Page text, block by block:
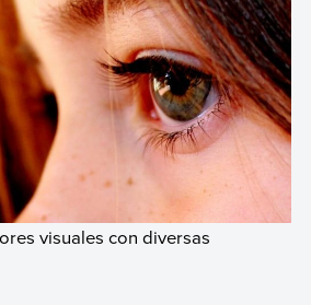
visuales con diversas